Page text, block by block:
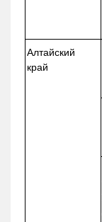
Алтайский
край